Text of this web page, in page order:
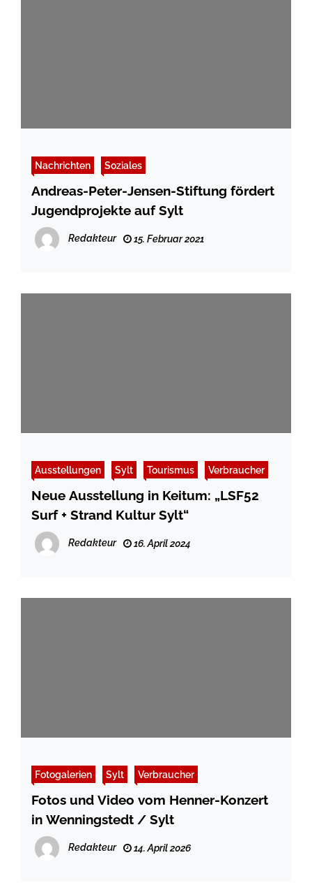
Nachrichten Soziales
Andreas-Peter-Jensen-Stiftung fördert
Jugendprojekte auf Sylt
Redakteur 15. Februar 2021
Ausstellungen Sylt Tourismus Verbraucher
Neue Ausstellung in Keitum: „LSF52
Surf + Strand Kultur Sylt“
Redakteur 16. April 2024
Fotogalerien Sylt Verbraucher
Fotos und Video vom Henner-Konzert
in Wenningstedt / Sylt
Redakteur 14. April 2026